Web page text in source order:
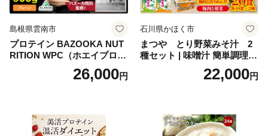
島根県雲南市
プロテイン BAZOOKA NUT
RITION WPC（ホエイプロテ
イン）＜プレーン＞ 900g｜
バズーカ岡田監修・植物由来
ロン [AIEN005]
26,000円
石川県かほく市
まつや とり野菜みそ汁 2
種セット | 味噌汁 簡単調理
お味噌 おみそ みそ とり野菜
時短料理 時短ごはん ご当地
22,000円